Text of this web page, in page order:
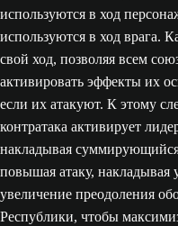
используются в ход
используются в ход врага.
свой ход, позволяя всем
активировать эффекты их
если их атакуют. К этому
контратака активирует
накладывая
повышая атаку, накладывая
увеличение преодоления
Республики, чтобы